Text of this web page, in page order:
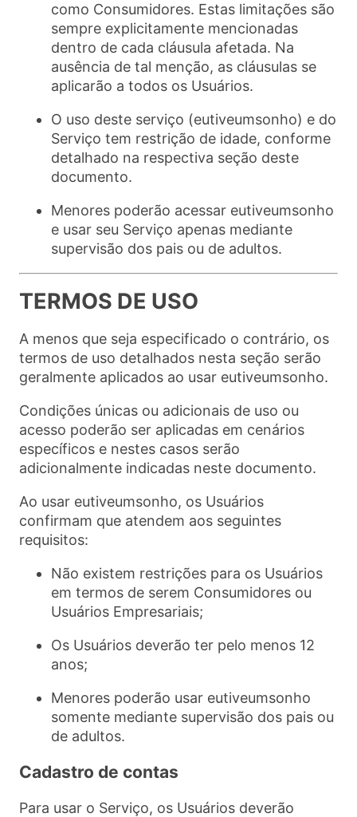
como Consumidores. Estas limitações são
sempre explicitamente mencionadas
dentro de cada cláusula afetada. Na
ausência de tal menção, as cláusulas se
aplicarão a todos os Usuários.
O uso deste serviço (eutiveumsonho) e do
Serviço tem restrição de idade, conforme
detalhado na respectiva seção deste
documento.
Menores poderão acessar eutiveumsonho
e usar seu Serviço apenas mediante
supervisão dos pais ou de adultos.
TERMOS DE USO
A menos que seja especificado o contrário, os
termos de uso detalhados nesta seção serão
geralmente aplicados ao usar eutiveumsonho.
Condições únicas ou adicionais de uso ou
acesso poderão ser aplicadas em cenários
específicos e nestes casos serão
adicionalmente indicadas neste documento.
Ao usar eutiveumsonho, os Usuários
confirmam que atendem aos seguintes
requisitos:
Não existem restrições para os Usuários
em termos de serem Consumidores ou
Usuários Empresariais;
Os Usuários deverão ter pelo menos 12
anos;
Menores poderão usar eutiveumsonho
somente mediante supervisão dos pais ou
de adultos.
Cadastro de contas
Para usar o Serviço, os Usuários deverão